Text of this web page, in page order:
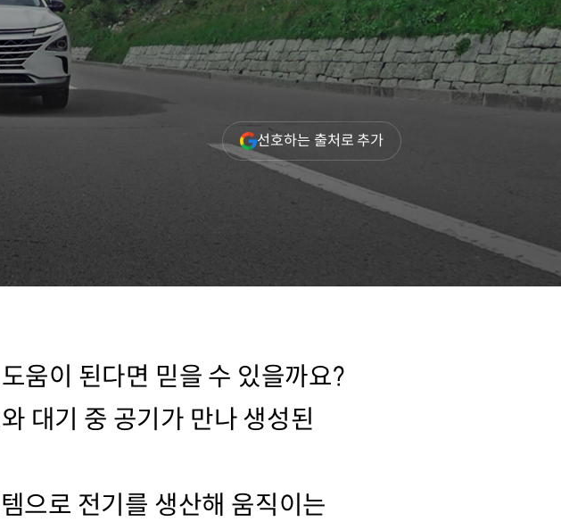
선호하는 출처로 추가(새
창
움이 된다면 믿을 수 있을까요?
대기 중 공기가 만나 생성된
으로 전기를 생산해 움직이는